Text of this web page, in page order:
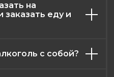
на
еду и
с собой?